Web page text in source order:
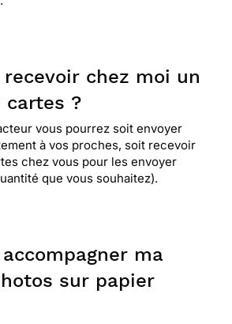
chez moi un
cartes ?
vous pourrez soit envoyer
à vos proches, soit recevoir
chez vous pour les envoyer
que vous souhaitez).
ma
sur papier